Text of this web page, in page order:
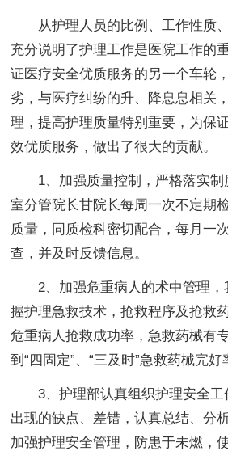
从护理人员的比例、工作性质
充分说明了护理工作是医院工作的
证医疗安全优质服务的另一个车轮
劣，与医疗纠纷的升、降息息相关
理，提高护理质量特别重要，为保
效优质服务，做出了很大的贡献。
1、加强质量控制，严格落实
室分管院长甘院长每周一次不定期
质量，同质检科密切配合，每月一
查，并及时反馈信息。
2、加强危重病人的术中管理
握护理急救技术，抢救程序及抢救
危重病人抢救成功率，急救药械有
到“四固定”、“三及时”急救药械完好
3、护理部认真组织护理安全
出现的缺点、差错，认真总结、分
加强护理安全管理，防患于未燃，